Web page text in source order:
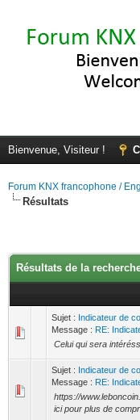
Bienvenue, Visiteur !
Forum KNX francophone /
Résultats
Résultats de la
Sujet : Indicateur de
Message : RE:
Celui qui sera
Sujet : Indicateur de
Message : RE:
https://
ici pour plus de